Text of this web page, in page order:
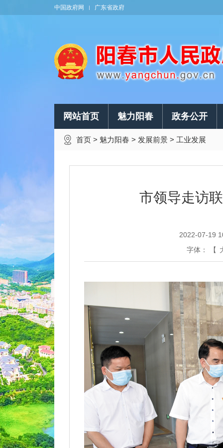
中国政府网 广东省政府
网站首页 魅力阳春 政务公开
首页 > 魅力阳春 > 发展前景 > 工业发展
市领导走访
2022-07-19
字体：
【